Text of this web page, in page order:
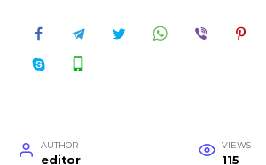
AUTHOR
editor
VIEWS
115